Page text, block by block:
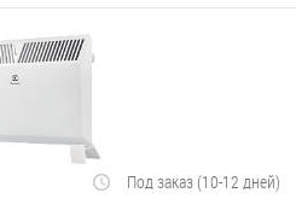
Под заказ (10-12 дней)